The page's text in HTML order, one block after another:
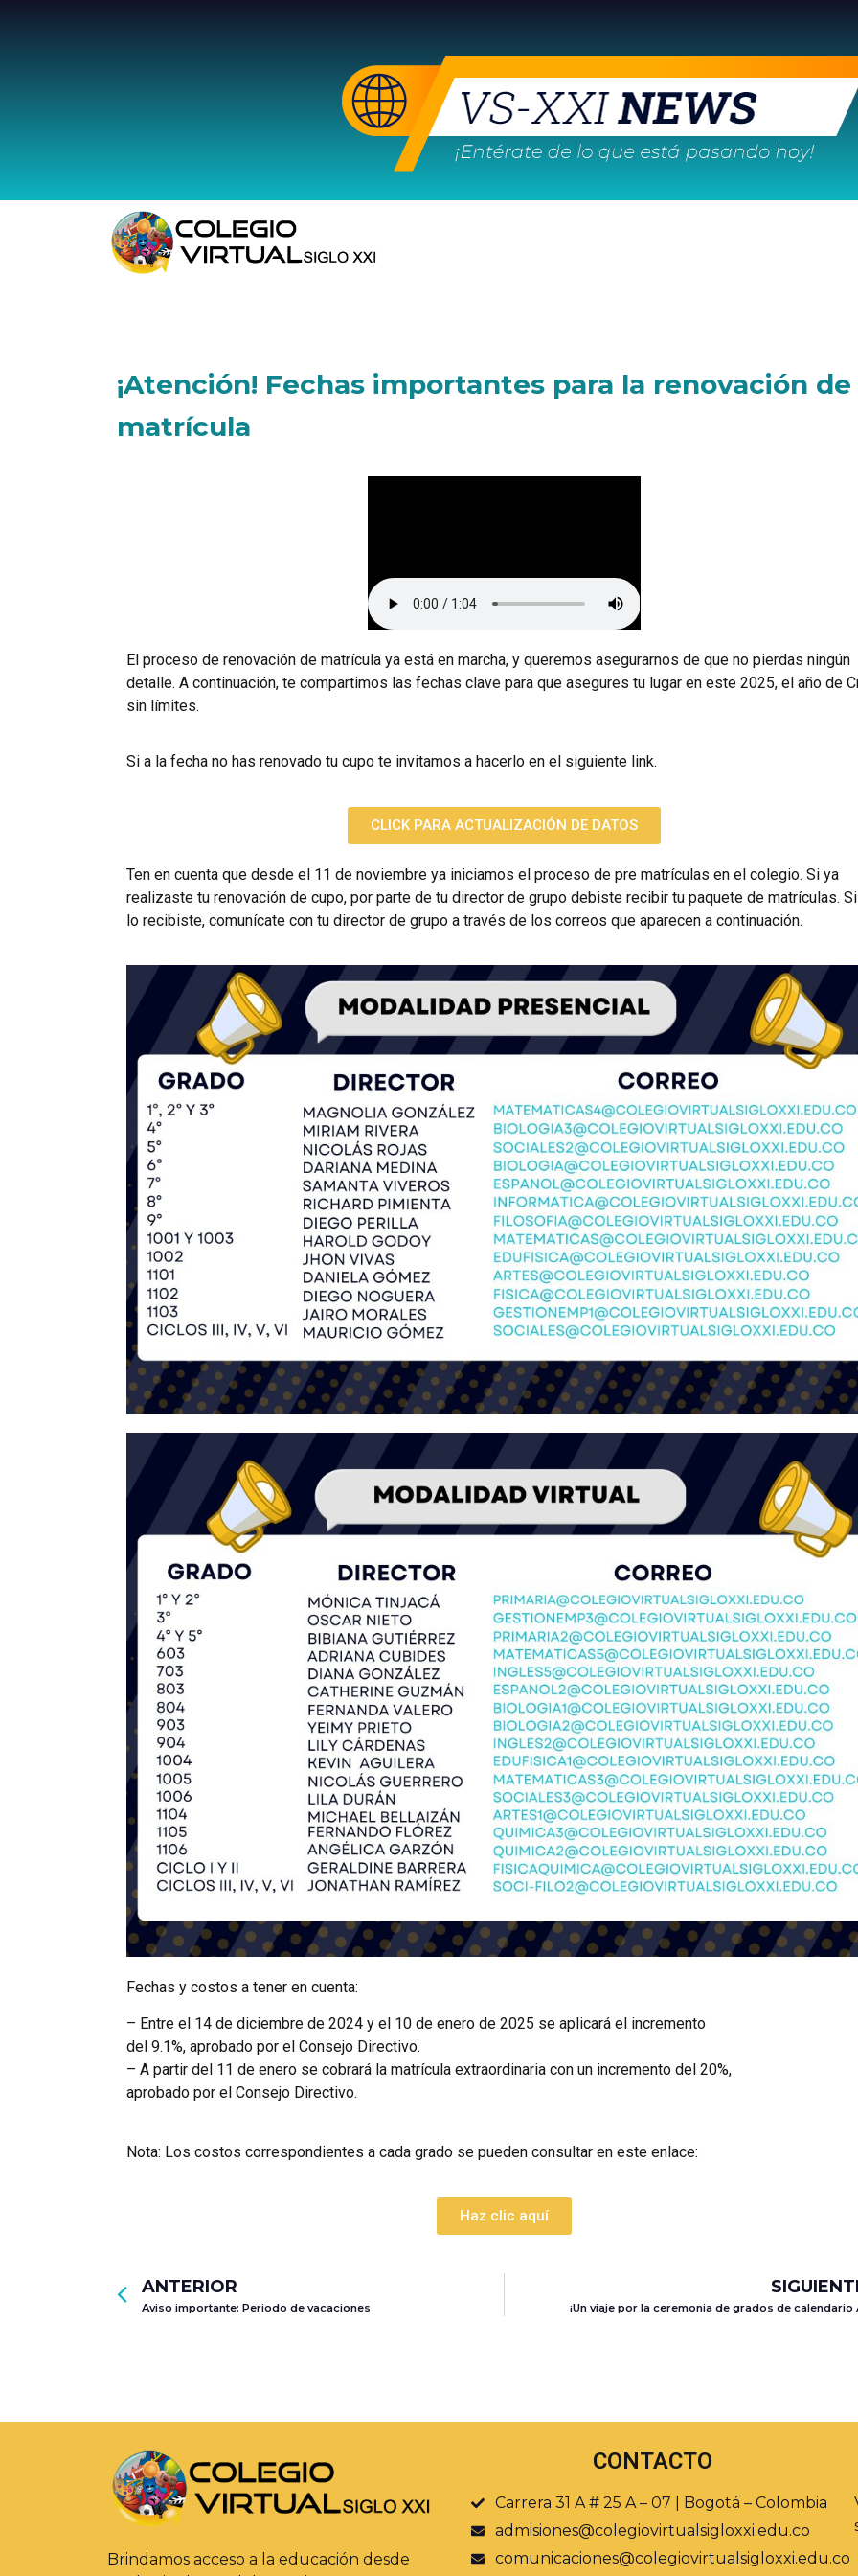
¡Atención! Fechas importantes para la renovación de
matrícula
El proceso de renovación de matrícula ya está en marcha, y queremos asegurarnos de que no pierdas ningún
detalle. A continuación, te compartimos las fechas clave para que asegures tu lugar en este 2025, el año de
sin límites.
Si a la fecha no has renovado tu cupo te invitamos a hacerlo en el siguiente link.
CLICK PARA ACTUALIZACIÓN DE DATOS
Ten en cuenta que desde el 11 de noviembre ya iniciamos el proceso de pre matrículas en el colegio. Si ya
realizaste tu renovación de cupo, por parte de tu director de grupo debiste recibir tu paquete de matrículas.
lo recibiste, comunícate con tu director de grupo a través de los correos que aparecen a continuación.
Fechas y costos a tener en cuenta:
– Entre el 14 de diciembre de 2024 y el 10 de enero de 2025 se aplicará el incremento
del 9.1%, aprobado por el Consejo Directivo.
– A partir del 11 de enero se cobrará la matrícula extraordinaria con un incremento del 20%,
aprobado por el Consejo Directivo.
Nota: Los costos correspondientes a cada grado se pueden consultar en este enlace:
Haz clic aquí
ANTERIOR
Aviso importante: Periodo de vacaciones ¡Un viaje por la ceremonia de grados de calendario
Brindamos acceso a la educación desde
CONTACTO
Carrera 31 A # 25 A – 07 | Bogotá – Colombia
admisiones@colegiovirtualsigloxxi.edu.co
comunicaciones@colegiovirtualsigloxxi.edu.co